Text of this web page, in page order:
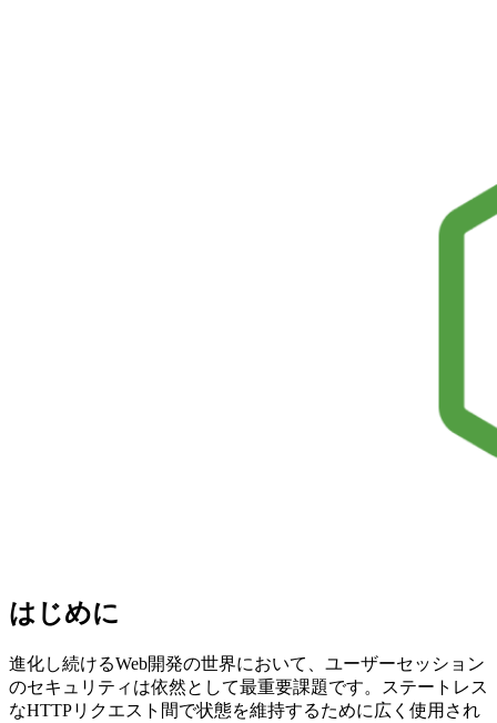
はじめに
進化し続けるWeb開発の世界において、ユーザーセッション
のセキュリティは依然として最重要課題です。ステートレス
なHTTPリクエスト間で状態を維持するために広く使用され